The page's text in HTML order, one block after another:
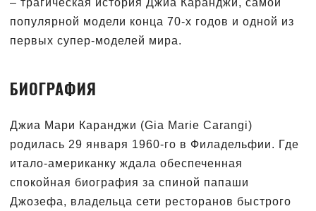
популярной модели конца 70-х годов и одной из
первых супер-моделей мира.
БИОГРАФИЯ
Джиа Мари Каранджи (Gia Marie Carangi)
родилась 29 января 1960-го в Филадельфии. Где
итало-американку ждала обеспеченная
спокойная биография за спиной папаши
Джозефа, владельца сети ресторанов быстрого